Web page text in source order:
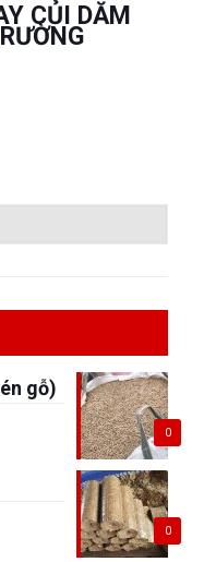
CỦI DĂM
0
gỗ)
0